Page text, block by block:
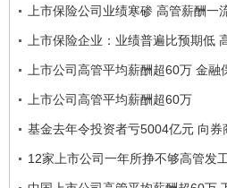
上市保险公司业绩寒碜 高管薪酬一
上市保险企业：业绩普遍比预期低
上市公司高管平均薪酬超60万 金融
上市公司高管平均薪酬超60万
基金去年令投资者亏5004亿元 向券
12家上市公司一年所挣不够高管发